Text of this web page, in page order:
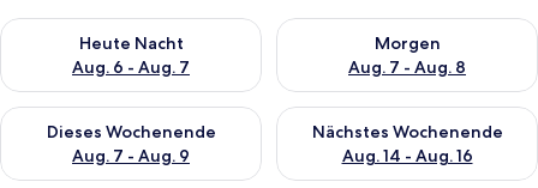
Heute Nacht
Aug. 6 - Aug. 7
Überprüfe die Verfügbarkeit für heute Nacht, Aug. 6 - Aug. 7.
Morgen
Aug. 7 - Aug. 8
Überprüfe die Verfügbarkeit
Dieses Wochenende
Aug. 7 - Aug. 9
Überprüfe die Verfügbarkeit für dieses Wochenende, Aug. 7
Nächstes Wochenende
Aug. 14 - Aug. 16
Überprüfe die Verfügbarkeit